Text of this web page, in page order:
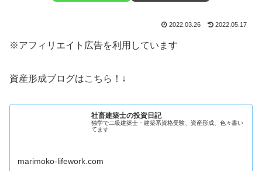
2022.03.26 2022.05.17
※アフィリエイト広告を利用しています
資産形成ブログはこちら！↓
社畜建築士の投資日記
独学で二級建築士・建築系資格受験、資産形成、色々書い
てます
marimoko-lifework.com